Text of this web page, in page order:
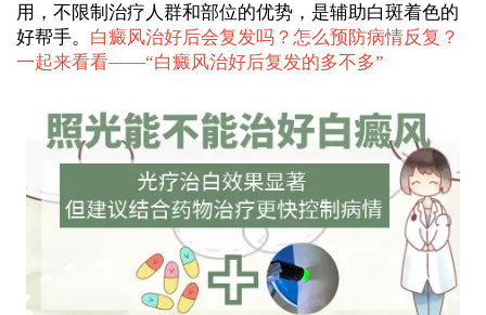
用，不限制治疗人群和部位的优势，是辅助白斑着色的
好帮手。 白癜风治好后会复发吗？怎么预防病情反复？
一起来看看——“白癜风治好后复发的多不多”